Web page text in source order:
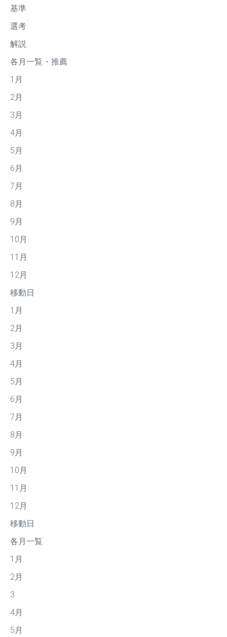
基準
選考
解説
各月一覧・推薦
1月
2月
3月
4月
5月
6月
7月
8月
9月
10月
11月
12月
移動日
1月
2月
3月
4月
5月
6月
7月
8月
9月
10月
11月
12月
移動日
各月一覧
1月
2月
3
4月
5月